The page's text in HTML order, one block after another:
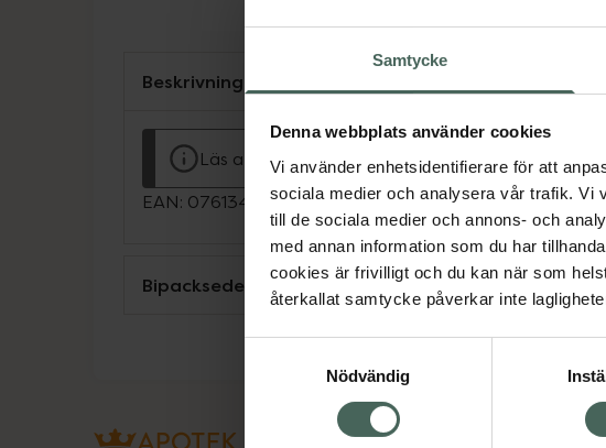
Samtycke
Denna webbplats använder cookies
Vi använder enhetsidentifierare för att
sociala medier och analysera vår trafik. Vi
till de sociala medier och annons- och
med annan information som du har
cookies är frivilligt och du kan när som
återkallat samtycke påverkar inte
Nödvändig
Beskrivning
Läs alltid bipacksedeln innan användning.
EAN: 07613421053758
Bipacksedel från FASS